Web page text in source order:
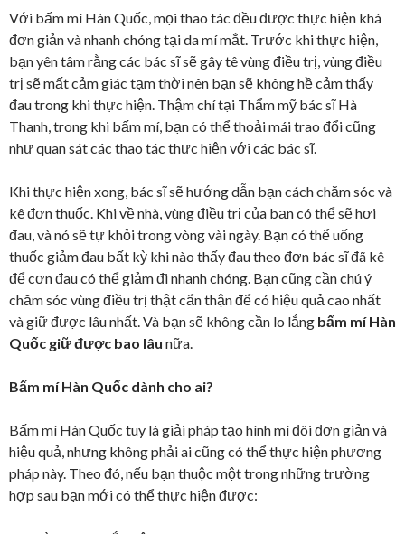
Với bấm mí Hàn Quốc, mọi thao tác đều được thực hiện khá
đơn giản và nhanh chóng tại da mí mắt. Trước khi thực hiện,
bạn yên tâm rằng các bác sĩ sẽ gây tê vùng điều trị, vùng điều
trị sẽ mất cảm giác tạm thời nên bạn sẽ không hề cảm thấy
đau trong khi thực hiện. Thậm chí tại Thẩm mỹ bác sĩ Hà
Thanh, trong khi bấm mí, bạn có thể thoải mái trao đổi cũng
như quan sát các thao tác thực hiện với các bác sĩ.
Khi thực hiện xong, bác sĩ sẽ hướng dẫn bạn cách chăm sóc và
kê đơn thuốc. Khi về nhà, vùng điều trị của bạn có thể sẽ hơi
đau, và nó sẽ tự khỏi trong vòng vài ngày. Bạn có thể uống
thuốc giảm đau bất kỳ khi nào thấy đau theo đơn bác sĩ đã kê
để cơn đau có thể giảm đi nhanh chóng. Bạn cũng cần chú ý
chăm sóc vùng điều trị thật cẩn thận để có hiệu quả cao nhất
và giữ được lâu nhất. Và bạn sẽ không cần lo lắng bấm mí Hàn
Quốc giữ được bao lâu nữa.
Bấm mí Hàn Quốc dành cho ai?
Bấm mí Hàn Quốc tuy là giải pháp tạo hình mí đôi đơn giản và
hiệu quả, nhưng không phải ai cũng có thể thực hiện phương
pháp này. Theo đó, nếu bạn thuộc một trong những trường
hợp sau bạn mới có thể thực hiện được: